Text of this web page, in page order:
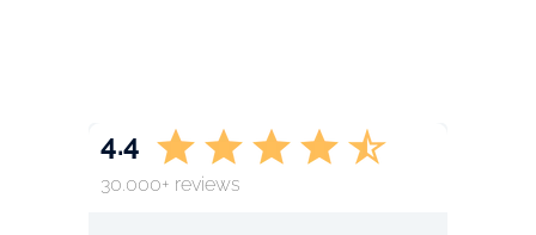
4.4
30.000+ reviews